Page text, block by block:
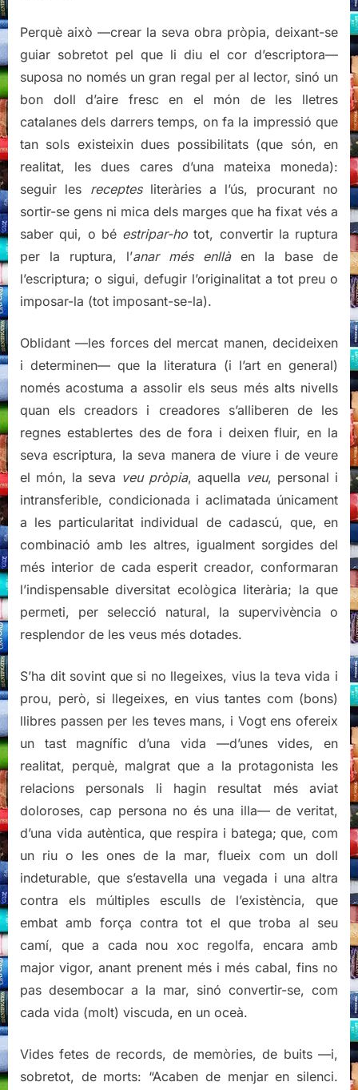
Perquè això —crear la seva obra pròpia, deixant-se
guiar sobretot pel que li diu el cor d’escriptora—
suposa no només un gran regal per al lector, sinó un
bon doll d’aire fresc en el món de les lletres
catalanes dels darrers temps, on fa la impressió que
tan sols existeixin dues possibilitats (que són, en
realitat, les dues cares d’una mateixa moneda):
seguir les receptesliteràries a l’ús, procurant no
sortir-se gens ni mica dels marges que ha fixat vés a
saber qui, o béestripar-ho tot, convertir la ruptura
per la ruptura, l’anar més enllàen la base de
l’escriptura; o sigui, defugir l’originalitat a tot preu o
imposar-la (tot imposant-se-la).
Oblidant —les forces del mercat manen, decideixen
i determinen— que la literatura (i l’art en general)
només acostuma a assolir els seus més alts nivells
quan els creadors i creadores s’alliberen de les
regnes establertes des de fora i deixen fluir, en la
seva escriptura, la seva manera de viure i de veure
el món, la seva veu pròpia, aquella veu, personal i
intransferible, condicionada i aclimatada únicament
a les particularitat individual de cadascú, que, en
combinació amb les altres, igualment sorgides del
més interior de cada esperit creador, conformaran
l’indispensable diversitat ecològica literària; la que
permeti, per selecció natural, la supervivència o
resplendor de les veus més dotades.
S’ha dit sovint que si no llegeixes, vius la teva vida i
prou, però, si llegeixes, en vius tantes com (bons)
llibres passen per les teves mans, i Vogt ens ofereix
un tast magnífic d’una vida —d’unes vides, en
realitat, perquè, malgrat que a la protagonista les
relacions personals li hagin resultat més aviat
doloroses, cap persona no és una illa— de veritat,
d’una vida autèntica, que respira i batega; que, com
un riu o les ones de la mar, flueix com un doll
indeturable, que s’estavella una vegada i una altra
contra els múltiples esculls de l’existència, que
embat amb força contra tot el que troba al seu
camí, que a cada nou xoc regolfa, encara amb
major vigor, anant prenent més i més cabal, fins no
pas desembocar a la mar, sinó convertir-se, com
cada vida (molt) viscuda, en un oceà.
Vides fetes de records, de memòries, de buits —i,
sobretot, de morts: “Acaben de menjar en silenci.